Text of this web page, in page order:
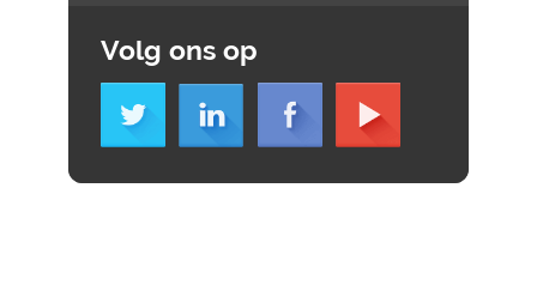
Volg ons op